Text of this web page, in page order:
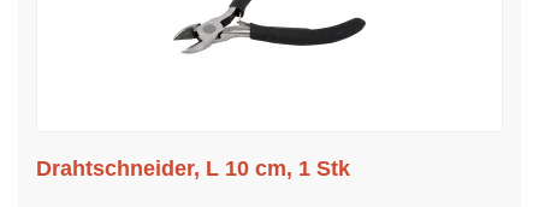
Drahtschneider, L 10 cm, 1 Stk